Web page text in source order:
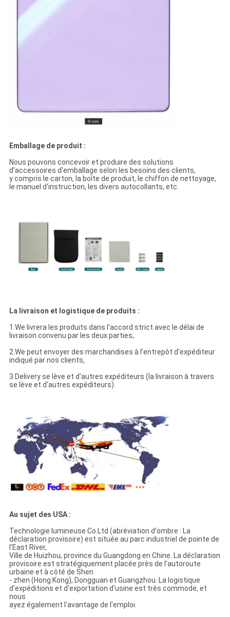
Emballage de produit :
Nous pouvons concevoir et produire des solutions
d'accessoires d'emballage selon les besoins des clients,
y compris le carton, la boîte de produit, le chiffon de nettoyage,
le manuel d'instruction, les divers autocollants, etc.
La livraison et logistique de produits :
1.We livrera les produits dans l'accord strict avec le délai de
livraison convenu par les deux parties,
2.We peut envoyer des marchandises à l'entrepôt d'expéditeur
indiqué par nos clients,
3.Delivery se lève et d'autres expéditeurs (la livraison à travers
se lève et d'autres expéditeurs).
Au sujet des USA :
Technologie lumineuse Co.Ltd (abréviation d'ombre : La
déclaration provisoire) est située au parc industriel de pointe de
l'East River,
Ville de Huizhou, province du Guangdong en Chine. La déclaration
provisoire est stratégiquement placée près de l'autoroute
urbaine et à côté de Shen
- zhen (Hong Kong), Dongguan et Guangzhou. La logistique
d'expéditions et d'exportation d'usine est très commode, et
nous
ayez également l'avantage de l'emploi.